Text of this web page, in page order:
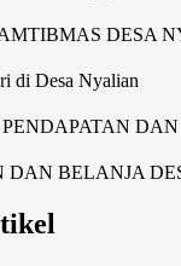
DESA
di Desa Nyalian
DAN BELANJA